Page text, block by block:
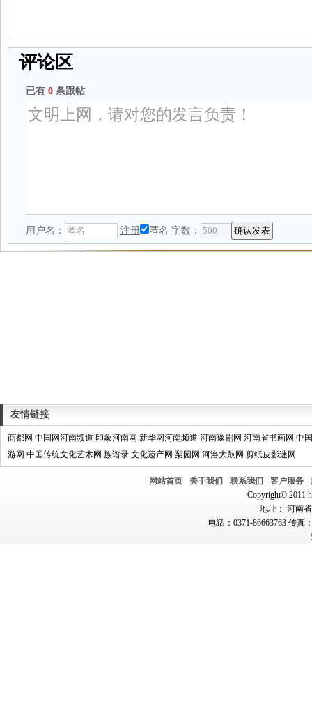
评论区
已有 0 条跟帖
用户名： 注册 匿名 字数：
友情链接
商都网 中国网河南频道 印象河南网 新华网河南频道 河南豫剧网 河南省书画网 中
游网 中国传统文化艺术网 族谱录 文化遗产网 梨园网 河洛大鼓网 剪纸皮影迷网
网站首页 关于我们 联系我们 客户服务
Copyright© 2011
地址： 河南
电话：0371-86663763 传真